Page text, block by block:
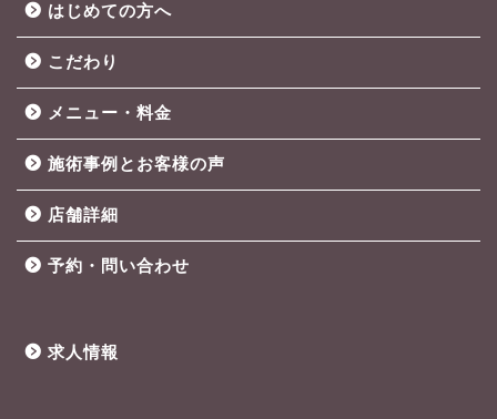
はじめての方へ
こだわり
メニュー・料金
施術事例とお客様の声
店舗詳細
予約・問い合わせ
求人情報